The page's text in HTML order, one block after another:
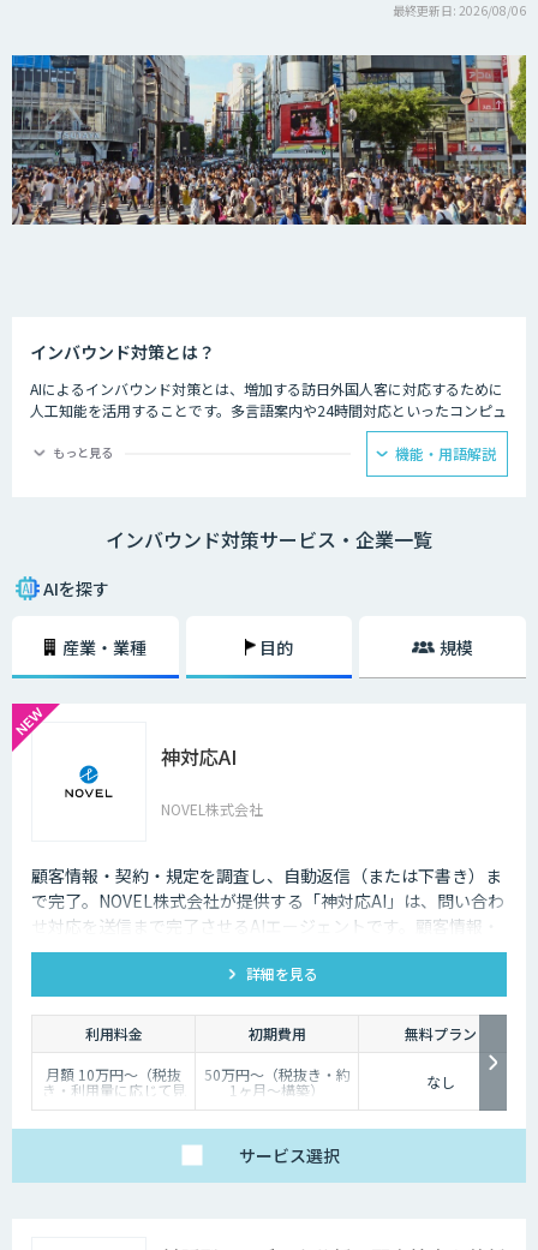
最終更新日: 2026/08/06
インバウンド対策とは？
AIによるインバウンド対策とは、増加する訪日外国人客に対応するために
人工知能を活用することです。多言語案内や24時間対応といったコンピュ
ーターならではの強みを生かし、AIを観光業界に役立てている事例があり
ます。
提供できるAIは、観光業界を支える味方となることでしょう。
もっと見る 機能・用語解説
インバウンド対策サービス・企業一覧
AIを探す
産業・業種 目的 規模
神対応AI
NOVEL株式会社
顧客情報・契約・規定を調査し、自動返信（または下書き）ま
で完了。NOVEL株式会社が提供する「神対応AI」は、問い合わ
せ対応を送信まで完了させるAIエージェントです。顧客情報・
契約・規定を突き合わせて回答を数十秒で作成し、自動送信か
下書き止めかを選べます。
詳細を見る
利用料金 初期費用
無料プラン
月額 10万円〜（税抜
き・利用量に応じて見
積り）
50万円〜（税抜き・約
1ヶ月〜構築） なし
サービス選択